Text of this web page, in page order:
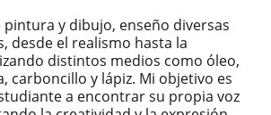
pintura y dibujo, enseño diversas
desde el realismo hasta la
distintos medios como óleo,
carboncillo y lápiz. Mi objetivo es
a encontrar su propia voz